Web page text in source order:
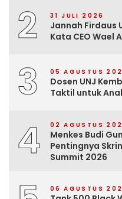
2 31 JULI 2026
Jannah Firdaus
Kata CEO Wael
3 05 AGUSTUS
Dosen UNJ
Taktil untuk
4 02 AGUSTUS
Menkes Budi
Pentingnya
Summit 2026
06 AGUSTUS